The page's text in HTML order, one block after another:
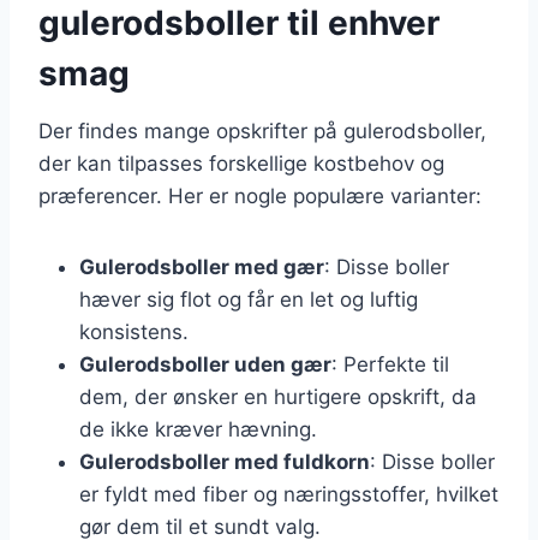
gulerodsboller til enhver
smag
Der findes mange opskrifter på gulerodsboller,
der kan tilpasses forskellige kostbehov og
præferencer. Her er nogle populære varianter:
Gulerodsboller med gær: Disse boller
hæver sig flot og får en let og luftig
konsistens.
Gulerodsboller uden gær: Perfekte til
dem, der ønsker en hurtigere opskrift, da
de ikke kræver hævning.
Gulerodsboller med fuldkorn: Disse boller
er fyldt med fiber og næringsstoffer, hvilket
gør dem til et sundt valg.